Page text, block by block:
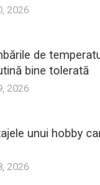
2026
de
bine tolerată
2026
unui hobby
2026